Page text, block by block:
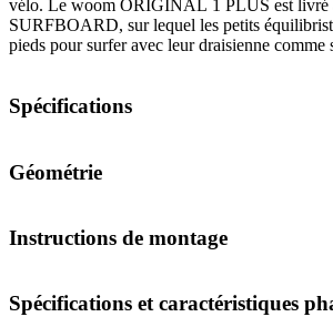
vélo. Le woom ORIGINAL 1 PLUS est livré
SURFBOARD, sur lequel les petits
pieds pour surfer avec leur draisienne comme
Spécifications
Géométrie
Instructions de montage
Spécifications et caractéristiques